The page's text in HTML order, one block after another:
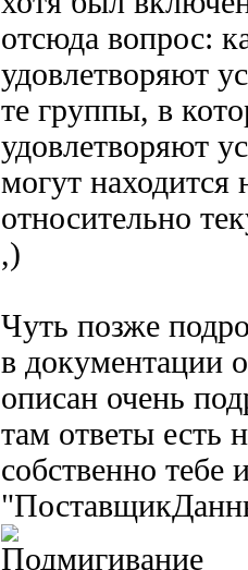
отсюда вопрос:
удовлетворяют
те группы, в
удовлетворяют
могут находится
относительно
,)
Чуть позже
в документации
описан очень
там ответы
собственно тебе